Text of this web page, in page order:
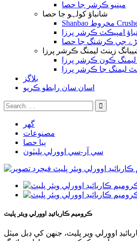
مينيو ڪرشر جا حصا
شانباؤ کولہو جا حصا
امپيڪٽ ڪرشر پرزا
جي ڪرشنگ جا حصا
زينٿ ليمنگ ڪرشر پرزا
ليمنگ ڪون ڪرشر پرزا
ليمنگ جا ڪرشر پرزا
بلاگز
اسان سان رابطو ڪريو
گھر
مصنوعات
ٻيا حصا
سي آر-سي اوورلي پليٽون
ڪروميم ڪاربائيڊ اوورلي ويئر پليٽ
اوورلي وير پليٽ، جنهن کي ڊبل ميٽل